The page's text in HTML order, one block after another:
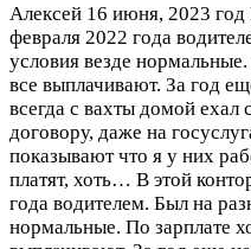
Алексей 16 июня, 2023 год
февраля 2022 года
условия везде
все выплачивают. За год
всегда с вахты домой ехал
договору, даже на
показывают что я у них
платят, хоть… В этой
года водителем. Был на
нормальные. По зарплате